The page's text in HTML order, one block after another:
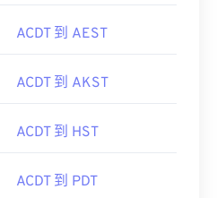
ACDT 到 AEST
ACDT 到 AKST
ACDT 到 HST
ACDT 到 PDT